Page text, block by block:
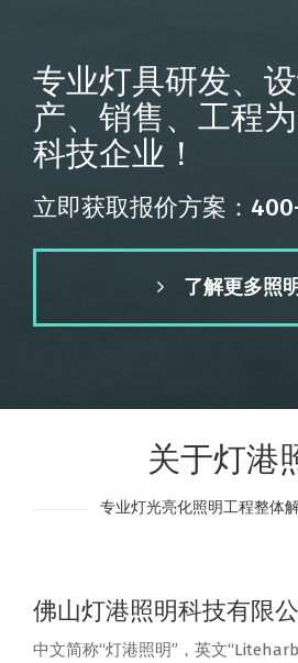
专业灯具研发、
产、销售、工程
科技企业！
立即获取报价方案：
了解更多照
关于灯港
专业灯光亮化照明工程整体
佛山灯港照明科技有限
中文简称“灯港照明”，英文